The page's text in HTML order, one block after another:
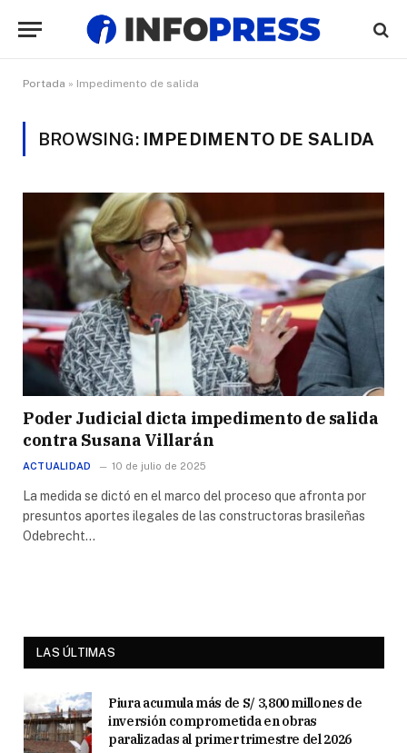
Portada » Impedimento de salida
BROWSING: IMPEDIMENTO DE SALIDA
Poder Judicial dicta impedimento de salida
contra Susana Villarán
ACTUALIDAD 10 de julio de 2025
La medida se dictó en el marco del proceso que afronta por
presuntos aportes ilegales de las constructoras brasileñas
Odebrecht…
LAS ÚLTIMAS
Piura acumula más de S/ 3,800 millones de
inversión comprometida en obras
paralizadas al primer trimestre del 2026